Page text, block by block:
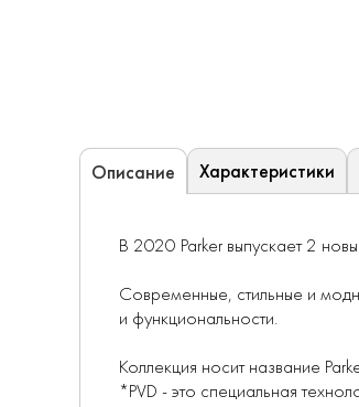
Описание Характеристики
В 2020 Parker выпускает 2
Современные, стильные и
и функциональности.
Коллекция носит название
*PVD - это специальная